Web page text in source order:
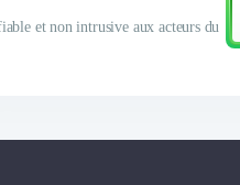
et non intrusive aux acteurs du